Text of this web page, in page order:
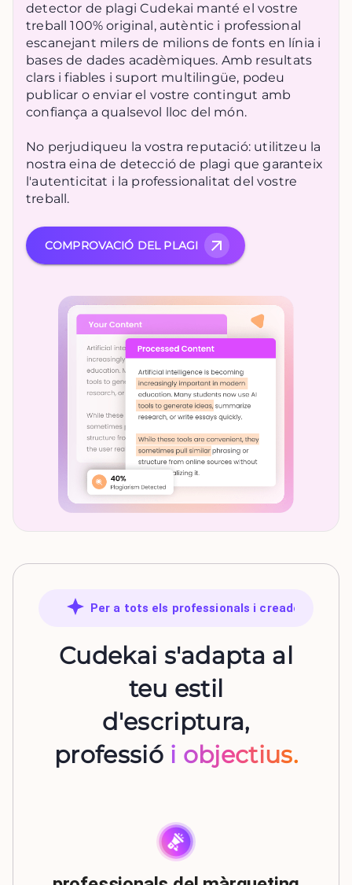
detector de plagi Cudekai manté el vostre
treball 100% original, autèntic i professional
escanejant milers de milions de fonts en línia i
bases de dades acadèmiques. Amb resultats
clars i fiables i suport multilingüe, podeu
publicar o enviar el vostre contingut amb
confiança a qualsevol lloc del món.
No perjudiqueu la vostra reputació: utilitzeu la
nostra eina de detecció de plagi que garanteix
l'autenticitat i la professionalitat del vostre
treball.
COMPROVACIÓ DEL PLAGI
Per a tots els professionals i creadors
Cudekai s'adapta al
teu estil
d'escriptura,
professió i objectius.